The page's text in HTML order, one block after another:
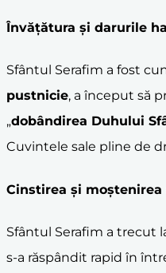
Învățătura și darurile
Sfântul Serafim a fost
pustnicie, a început să
„dobândirea Duhului
Cuvintele sale pline de
Cinstirea și
Sfântul Serafim a trecut
s-a răspândit rapid în